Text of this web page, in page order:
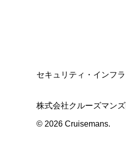
セキュリティ・インフラ
株式会社クルーズマンズ
© 2026 Cruisemans.